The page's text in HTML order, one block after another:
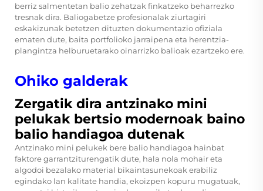
berriz salmentetan balio zehatzak finkatzeko beharrezko
tresnak dira. Baliogabetze profesionalak ziurtagiri
eskakizunak betetzen dituzten dokumentazio ofiziala
ematen dute, baita portfolioko jarraipena eta herentzia-
plangintza helburuetarako oinarrizko balioak ezartzeko ere.
Ohiko galderak
Zergatik dira antzinako mini
pelukak bertsio modernoak baino
balio handiagoa dutenak
Antzinako mini pelukek bere balio handiagoa hainbat
faktore garrantziturengatik dute, hala nola mohair eta
algodoi bezalako material bikaintasunekoak erabiliz
egindako lan kalitate handia, ekoizpen kopuru mugatuak,